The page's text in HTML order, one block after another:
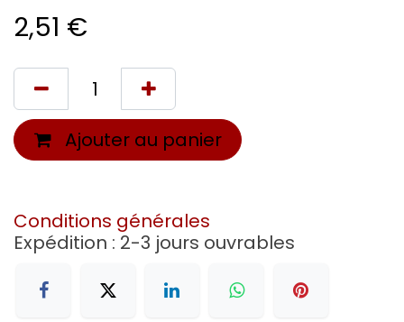
2,51 €
Ajouter au panier
Conditions générales
Expédition : 2-3 jours ouvrables